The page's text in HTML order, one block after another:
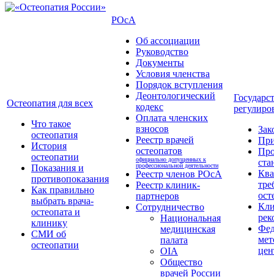
Остеопатия для всех
Что такое
остеопатия
История
остеопатии
Показания и
противопоказания
Как правильно
выбрать врача-
остеопата и
клинику
СМИ об
остеопатии
РОсА
Об ассоциации
Руководство
Документы
Условия членства
Порядок вступления
Деонтологический
кодекс
Оплата членских
взносов
Реестр врачей
остеопатов
официально допущенных к
профессиональной деятельности
Реестр членов РОсА
Реестр клиник-
партнеров
Сотрудничество
Национальная
медицинская
палата
OIA
Общество
врачей России